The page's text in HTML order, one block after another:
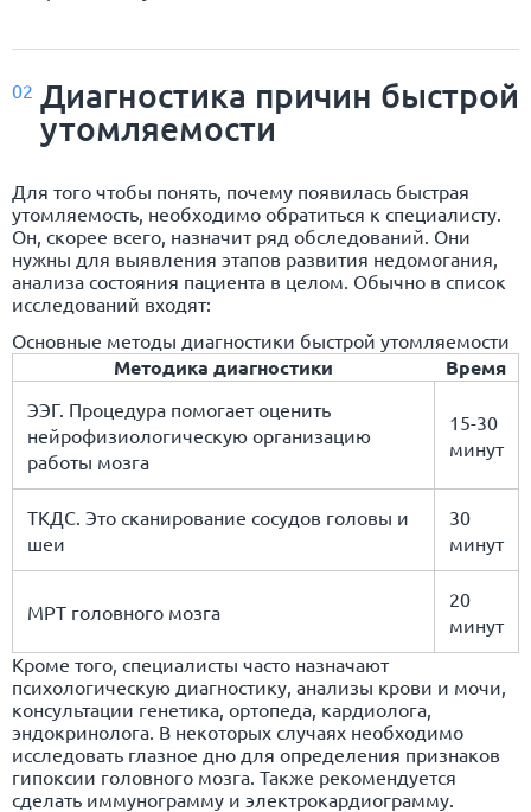
02 Диагностика причин быстрой
утомляемости
Для того чтобы понять, почему появилась быстрая
утомляемость, необходимо обратиться к специалисту.
Он, скорее всего, назначит ряд обследований. Они
нужны для выявления этапов развития недомогания,
анализа состояния пациента в целом. Обычно в список
исследований входят:
Основные методы диагностики быстрой утомляемости
Методика диагностики Время
ЭЭГ. Процедура помогает оценить
нейрофизиологическую организацию
работы мозга
15-30
минут
ТКДС. Это сканирование сосудов головы и
шеи
30
минут
МРТ головного мозга
20
минут
Кроме того, специалисты часто назначают
психологическую диагностику, анализы крови и мочи,
консультации генетика, ортопеда, кардиолога,
эндокринолога. В некоторых случаях необходимо
исследовать глазное дно для определения признаков
гипоксии головного мозга. Также рекомендуется
сделать иммунограмму и электрокардиограмму.